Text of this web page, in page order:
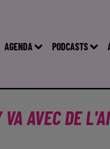
AGENDA PODCASTS
AVEC DE